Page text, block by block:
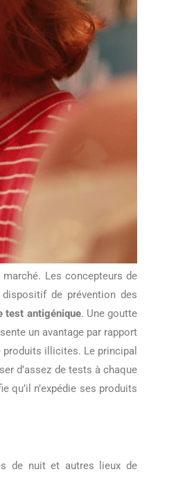
Les concepteurs de
de prévention des
test antigénique. Une goutte
un avantage par rapport
produits illicites. Le principal
d’assez de tests à chaque
qu’il n’expédie ses produits
de nuit et autres lieux de